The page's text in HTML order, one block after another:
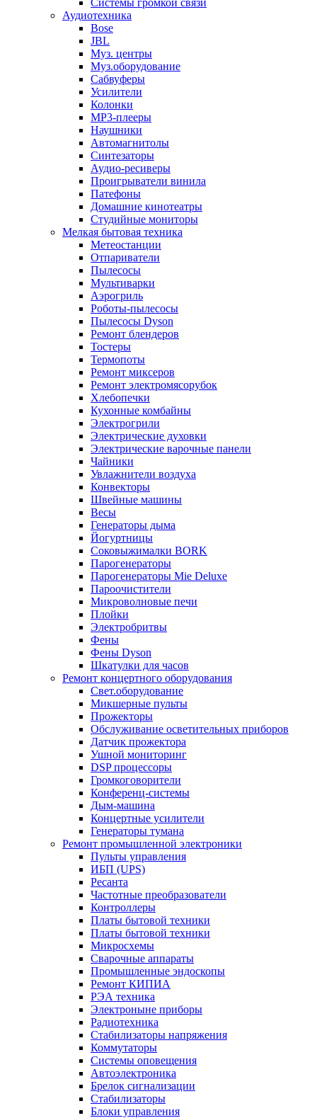
Системы громкой связи
Аудиотехника
Bose
JBL
Муз. центры
Муз.оборудование
Сабвуферы
Усилители
Колонки
MP3-плееры
Наушники
Автомагнитолы
Синтезаторы
Аудио-ресиверы
Проигрыватели винила
Патефоны
Домашние кинотеатры
Студийные мониторы
Мелкая бытовая техника
Метеостанции
Отпариватели
Пылесосы
Мультиварки
Аэрогриль
Роботы-пылесосы
Пылесосы Dyson
Ремонт блендеров
Тостеры
Термопоты
Ремонт миксеров
Ремонт электромясорубок
Хлебопечки
Кухонные комбайны
Электрогрили
Электрические духовки
Электрические варочные панели
Чайники
Увлажнители воздуха
Конвекторы
Швейные машины
Весы
Генераторы дыма
Йогуртницы
Соковыжималки BORK
Парогенераторы
Парогенераторы Mie Deluxe
Пароочистители
Микроволновые печи
Плойки
Электробритвы
Фены
Фены Dyson
Шкатулки для часов
Ремонт концертного оборудования
Свет.оборудование
Микшерные пульты
Прожекторы
Обслуживание осветительных приборов
Датчик прожектора
Ушной мониторинг
DSP процессоры
Громкоговорители
Конференц-системы
Дым-машина
Концертные усилители
Генераторы тумана
Ремонт промышленной электроники
Пульты управления
ИБП (UPS)
Ресанта
Частотные преобразователи
Контроллеры
Платы бытовой техники
Платы бытовой техники
Микросхемы
Сварочные аппараты
Промышленные эндоскопы
Ремонт КИПИА
РЭА техника
Электроныне приборы
Радиотехника
Стабилизаторы напряжения
Коммутаторы
Системы оповещения
Автоэлектроника
Брелок сигнализации
Стабилизаторы
Блоки управления